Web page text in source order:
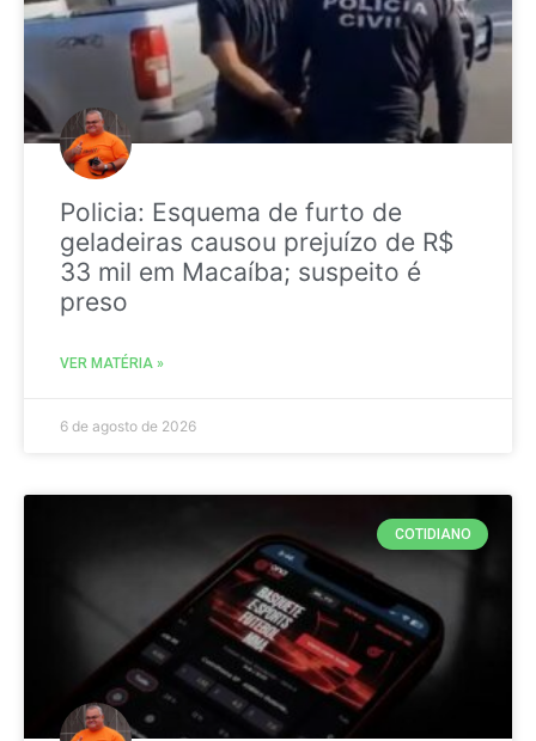
Policia: Esquema de furto de
geladeiras causou prejuízo de R$
33 mil em Macaíba; suspeito é
preso
VER MATÉRIA »
6 de agosto de 2026
COTIDIANO